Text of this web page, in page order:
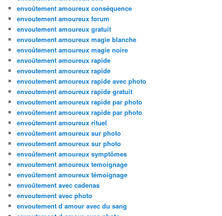
envoûtement amoureux conséquence
envoutement amoureux forum
envoutement amoureux gratuit
envoutement amoureux magie blanche
envoûtement amoureux magie noire
envoûtement amoureux rapide
envoutement amoureux rapide
envoutement amoureux rapide avec photo
envoutement amoureux rapide gratuit
envoutement amoureux rapide par photo
envoûtement amoureux rapide par photo
envoûtement amoureux rituel
envoûtement amoureux sur photo
envoutement amoureux sur photo
envoûtement amoureux symptômes
envoutement amoureux temoignage
envoûtement amoureux témoignage
envoûtement avec cadenas
envoutement avec photo
envoutement d amour avec du sang